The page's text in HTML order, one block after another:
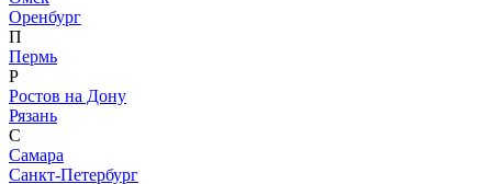
Оренбург
П
Пермь
Р
Ростов на Дону
Рязань
С
Самара
Санкт-Петербург